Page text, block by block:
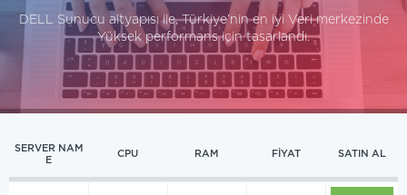
DELL Sunucu altyapısı ile, Türkiye’nin en iyi Veri merkezinde
Yüksek performans için tasarlandı.
SERVER NAM
E
CPU RAM FİYAT SATIN AL